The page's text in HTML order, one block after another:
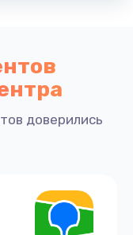
доверились